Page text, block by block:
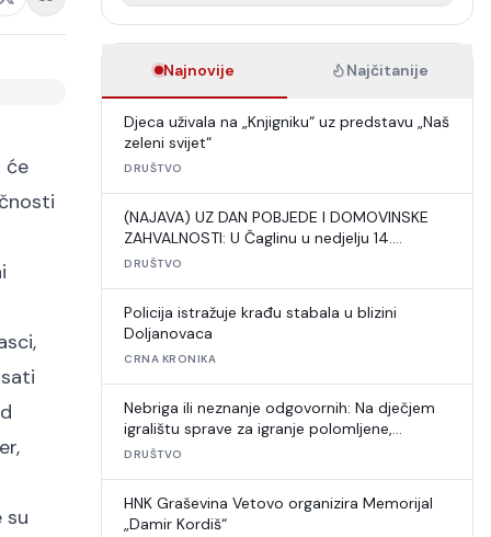
će
su
Najnovije Najčitanije
Djeca uživala na „Knjigniku“ uz predstavu „Naš
zeleni svijet“
DRUŠTVO
(NAJAVA) UZ DAN POBJEDE I DOMOVINSKE
ZAHVALNOSTI: U Čaglinu u nedjelju 14.
međunarodni šahovski turnir
DRUŠTVO
Policija istražuje krađu stabala u blizini
Doljanovaca
CRNA KRONIKA
Nebriga ili neznanje odgovornih: Na dječjem
igralištu sprave za igranje polomljene,
umjetna trava u raspadu
DRUŠTVO
HNK Graševina Vetovo organizira Memorijal
„Damir Kordiš“